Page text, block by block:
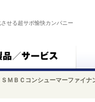
せる超サポ愉快カンパニー
ＳＭＢＣコンシューマーファイ